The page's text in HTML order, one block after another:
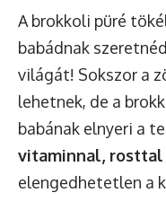
A brokkoli püré
babádnak
világát! Sokszor a
lehetnek, de a
babának elnyeri a
vitaminnal,
elengedhetetlen a